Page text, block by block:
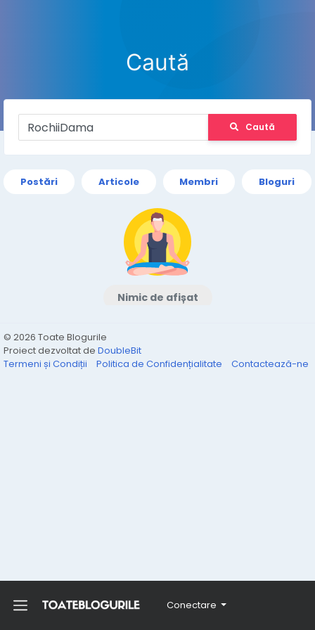
Conectare
Caută
Caută
Postări Articole Membri Bloguri
Nimic de afișat
© 2026 Toate Blogurile
Proiect dezvoltat de DoubleBit
Termeni și Condiții
Politica de Confidențialitate Contactează-ne